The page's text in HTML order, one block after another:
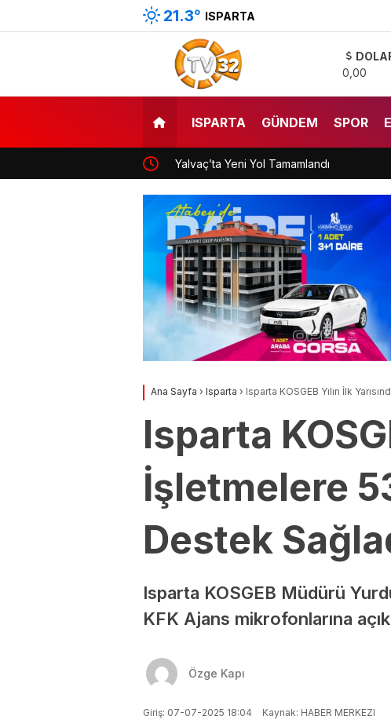
21.3° ISPARTA
0,00
ISPARTA GÜNDEM SPOR
Yalvaç’ta Yeni Yol Tamamlandı
Ana Sayfa › Isparta › Isparta KOSGEB Yılın İlk
Isparta
İşletmelere
Destek
Isparta KOSGEB Müdürü
KFK Ajans mikrofonlarına
Özge Kapı
Giriş: 07-07-2025 18:04 Kaynak: HABER MERKEZI